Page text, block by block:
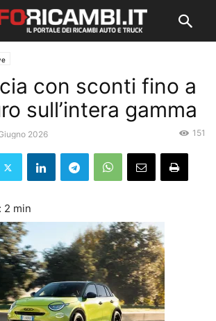
con sconti fino a
sull’intera gamma
2026 151